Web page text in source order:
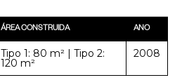
ÁREA CONSTRUIDA ANO
Tipo 1: 80 m² | Tipo 2:
120 m²
2008